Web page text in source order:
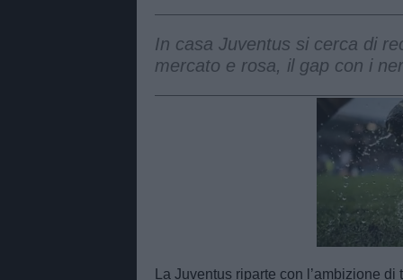
In casa Juventus si cerca di
mercato e rosa, il gap con i
La Juventus riparte con l’ambizione